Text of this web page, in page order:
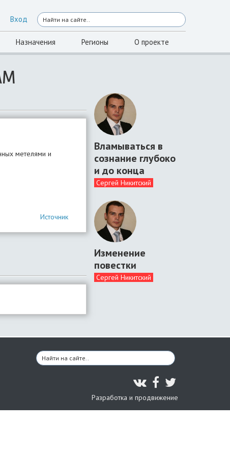
Вход
Назначения Регионы О проекте
метелями и
Источник
Вламываться в
сознание глубоко
и до конца
Сергей Никитский
Изменение
повестки
Сергей Никитский
Разработка и продвижение